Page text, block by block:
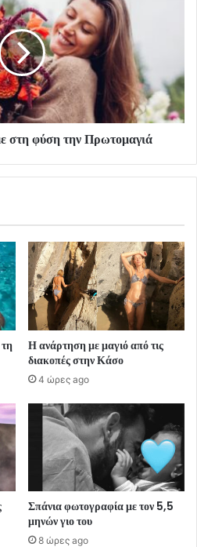
στη φύση την Πρωτομαγιά
Η ανάρτηση με μαγιό από τις
διακοπές στην Κάσο
4 ώρες ago
Σπάνια φωτογραφία με τον 5,5
μηνών γιο του
8 ώρες ago